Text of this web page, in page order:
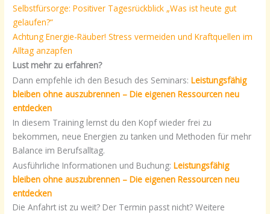
Selbstfürsorge: Positiver Tagesrückblick „Was ist heute gut
gelaufen?“
Achtung Energie-Räuber! Stress vermeiden und Kraftquellen im
Alltag anzapfen
Lust mehr zu erfahren?
Dann empfehle ich den Besuch des Seminars:Leistungsfähig
bleiben ohne auszubrennen – Die eigenen Ressourcen neu
entdecken
In diesem Training lernst du den Kopf wieder frei zu
bekommen, neue Energien zu tanken und Methoden für mehr
Balance im Berufsalltag.
Ausführliche Informationen und Buchung:Leistungsfähig
bleiben ohne auszubrennen – Die eigenen Ressourcen neu
entdecken
Die Anfahrt ist zu weit? Der Termin passt nicht? Weitere